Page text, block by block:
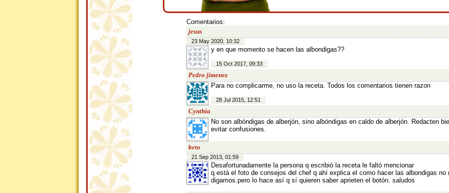
Comentarios:
jesus
23 May 2020, 10:32
y en que momento se hacen las albondigas??
Pedro jimenez
15 Oct 2017, 09:33
Para no complicarme, no uso la receta. Todos los comentarios tienen razon
Cynthia
28 Jul 2015, 12:51
No son albóndigas de alberjón, sino albóndigas en caldo de alberjón. Redacten
evitar confusiones.
beto
21 Sep 2013, 01:59
Desafortunadamente la persona q escribió la receta le faltó mencionar
q está el foto de consejos del chef q ahí explica el como hacer las albondigas no
digamos.pero lo hace así q sí quieren saber aprieten el botón. saludos